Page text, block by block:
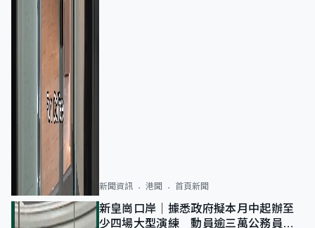
新聞資訊 港聞 首頁新聞
新皇崗口岸｜據悉政府擬本月中起辦至
少四場大型演練 動員逾三萬公務員人